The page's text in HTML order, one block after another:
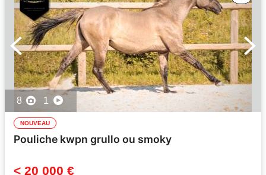
8 1
NOUVEAU
Pouliche kwpn grullo ou smoky
< 20 000 €